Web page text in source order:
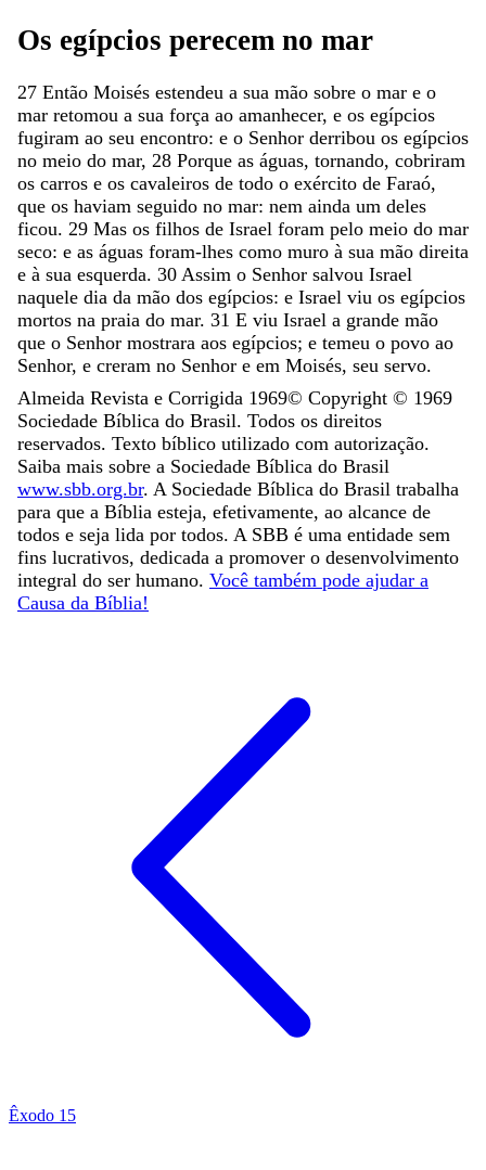
Os egípcios perecem no mar
27 Então Moisés estendeu a sua mão sobre o mar e o
mar retomou a sua força ao amanhecer, e os egípcios
fugiram ao seu encontro: e o Senhor derribou os egípcios
no meio do mar, 28 Porque as águas, tornando, cobriram
os carros e os cavaleiros de todo o exército de Faraó,
que os haviam seguido no mar: nem ainda um deles
ficou. 29 Mas os filhos de Israel foram pelo meio do mar
seco: e as águas foram-lhes como muro à sua mão direita
e à sua esquerda. 30 Assim o Senhor salvou Israel
naquele dia da mão dos egípcios: e Israel viu os egípcios
mortos na praia do mar. 31 E viu Israel a grande mão
que o Senhor mostrara aos egípcios; e temeu o povo ao
Senhor, e creram no Senhor e em Moisés, seu servo.
Almeida Revista e Corrigida 1969© Copyright © 1969
Sociedade Bíblica do Brasil. Todos os direitos
reservados. Texto bíblico utilizado com autorização.
Saiba mais sobre a Sociedade Bíblica do Brasil
www.sbb.org.br. A Sociedade Bíblica do Brasil trabalha
para que a Bíblia esteja, efetivamente, ao alcance de
todos e seja lida por todos. A SBB é uma entidade sem
fins lucrativos, dedicada a promover o desenvolvimento
integral do ser humano. Você também pode ajudar a
Causa da Bíblia!
Êxodo 15